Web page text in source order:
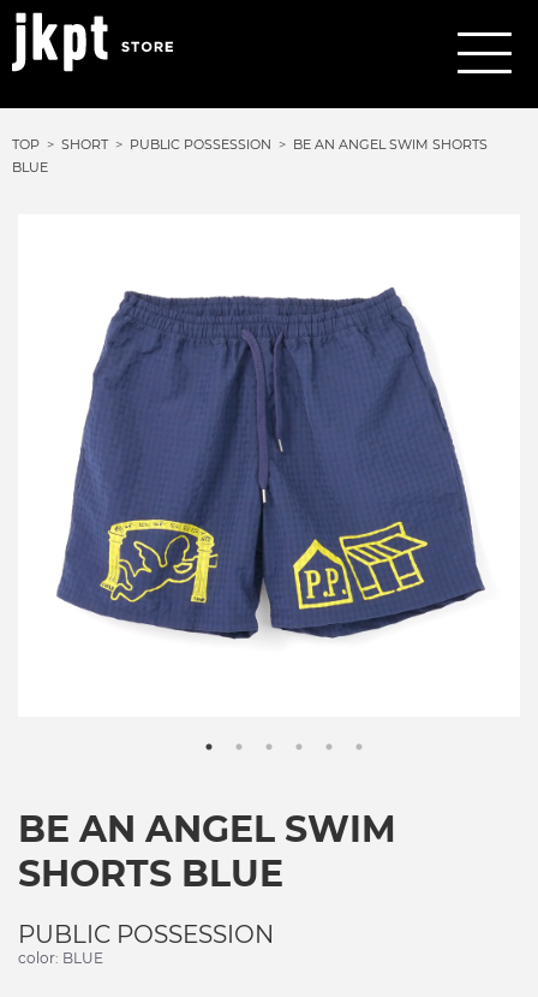
TOP SHORT PUBLIC POSSESSION
BE AN ANGEL SWIM SHORTS
BLUE
BE AN ANGEL SWIM
SHORTS BLUE
PUBLIC POSSESSION
color: BLUE